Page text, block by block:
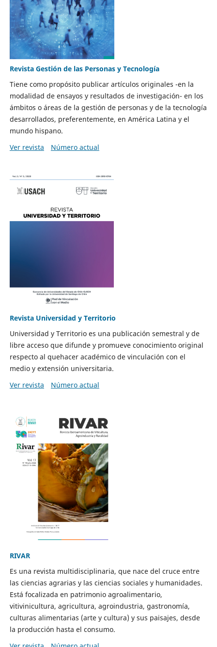
Revista Gestión de las Personas y Tecnología
Tiene como propósito publicar artículos originales -en la
modalidad de ensayos y resultados de investigación- en los
ámbitos o áreas de la gestión de personas y de la tecnología
desarrollados, preferentemente, en América Latina y el
mundo hispano.
Ver revista
Número actual
Revista Universidad y Territorio
Universidad y Territorio es una publicación semestral y de
libre acceso que difunde y promueve conocimiento original
respecto al quehacer académico de vinculación con el
medio y extensión universitaria.
Ver revista
Número actual
RIVAR
Es una revista multidisciplinaria, que nace del cruce entre
las ciencias agrarias y las ciencias sociales y humanidades.
Está focalizada en patrimonio agroalimentario,
vitivinicultura, agricultura, agroindustria, gastronomía,
culturas alimentarias (arte y cultura) y sus paisajes, desde
la producción hasta el consumo.